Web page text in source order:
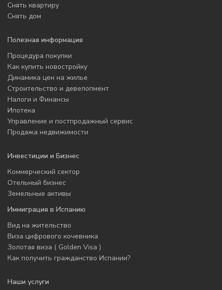
Снять квартиру
Снять дом
Полезная информация
Процедура покупки
Как купить новостройку
Динамика цен на жилье
Строительство и девелопмент
Налоги и Финансы
Ипотека
Управление и постпродажный сервис
Продажа недвижимости
Инвестиции и Бизнес
Коммерческий сектор
Отельный бизнес
Земельные активы
Иммиграция в Испанию
Вид на жительство
Виза цифрового кочевника
Золотая виза ( Golden Visa )
Как получить гражданство Испании?
Наши услуги